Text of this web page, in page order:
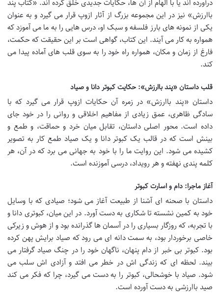
درآورده اند یا با الهام از آن ها، حکایات جدیدی خلق کرده اند. «کتاب پند
باارزش» نیز در این مجموعه بزرگ از آثار ازوپ قرار می گیرد و به عنوان
یکی از نمونه های بارز فلسفه و سبک او، درس هایی را به ما می آموزد که
همواره به کار می آیند. این کتاب، گواهی است بر این حقیقت که حکمت،
فارغ از زمان و مکان، همواره راه خود را به سوی قلب های آماده پیدا می
کند.
قلب داستان «پند باارزش»: حکایت کبوتر دانا و صیاد
داستان «پند باارزش» در زمره آن حکایات ازوپ قرار می گیرد که با
سادگی ظاهری، عمق زیادی از مفاهیم اخلاقی و روانی را در خود جای
داده است. محور اصلی داستان، تقابل میان خرد و حماقت، و طمع و
بینش است که در قالب یک کبوتر دانا و یک صیاد طمع کار به تصویر
کشیده می شود. این روایت ما را با خود به جهانی می برد که در آن، هر
کلمه پندی نهفته و هر رویداد، درسی آموزنده است.
آغاز ماجرا: دام و اسارت کبوتر
داستان با صحنه ای آشنا از طبیعت آغاز می شود؛ صیادی که با وسایل
خود به کمین نشسته تا شکاری به دست آورد. در این میان، کبوتری دانا و
با تجربه، که روزگار بسیاری را در آسمان ها گذرانده بود و از هوش و زیرکی
خاصی برخوردار بود، به سمت دانه ای می رود که صیاد برایش پهن کرده
بود. کبوتر بی خبر از دام پنهان، ناگهان خود را در چنگ صیاد گرفتار می
بیند. لحظه ای که زندگی اش در خطر می افتد و آزادی اش سلب می
شود. صیاد با خوشحالی، کبوتر را به دست می گیرد، چرا که فکر می کند
صید باارزشی به دست آورده است.